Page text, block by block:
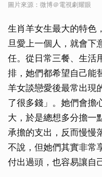
圖片來源：微博＠電視劇耀眼
生肖羊女生最大的特色
旦愛上一個人，就會下
任。從日常三餐、生活
排，她們都希望自己能
羊女談戀愛後最常出現
了很多錢」。她們會擔
大，於是總想多分擔一
承擔的支出，反而慢慢
不說，但她們其實非常
付出過頭，也容易讓自